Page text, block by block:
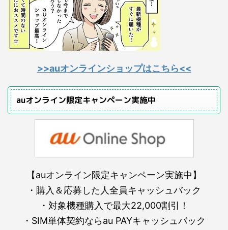
>>auオンラインショップはこちら<<
auオンライン限定キャンペーン実施中
【auオンライン限定キャンペーン実施中】
・購入＆応募した人全員キャッシュバック
・対象機種購入で最大22,000割引！
・SIM単体契約ならau PAYキャッシュバック